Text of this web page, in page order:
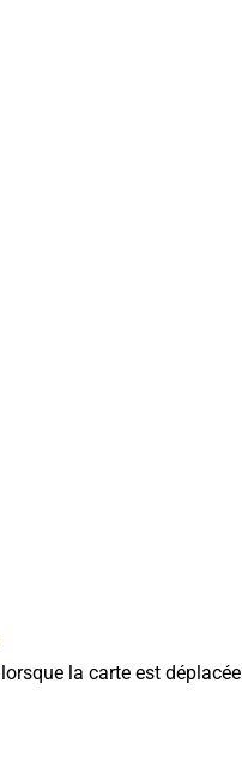
la carte est déplacée